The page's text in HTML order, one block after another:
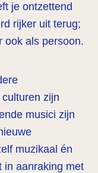
je ontzettend
rijker uit terug;
ook als persoon.
zijn
musici zijn
muzikaal én
in aanraking met